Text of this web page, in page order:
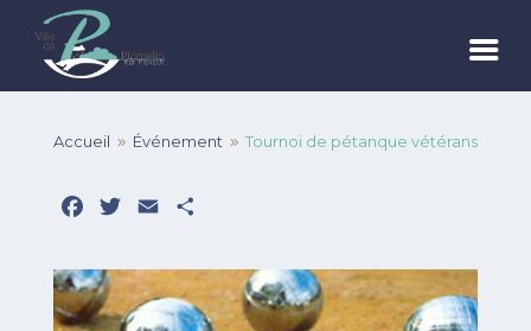
Accueil 9 Événement 9 Tournoi de pétanque vétérans
Facebook
Twitter
Email